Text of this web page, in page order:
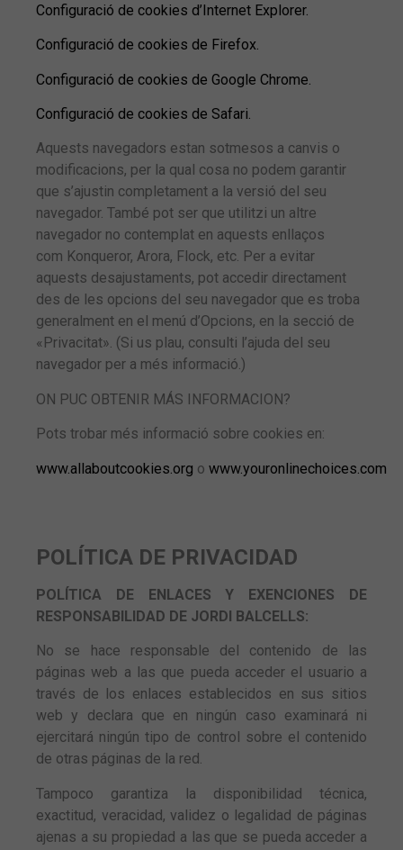
Configuració de cookies d’Internet Explorer.
Configuració de cookies de Firefox.
Configuració de cookies de Google Chrome.
Configuració de cookies de Safari.
Aquests navegadors estan sotmesos a canvis o
modificacions, per la qual cosa no podem garantir
que s’ajustin completament a la versió del seu
navegador. També pot ser que utilitzi un altre
navegador no contemplat en aquests enllaços
com Konqueror, Arora, Flock, etc. Per a evitar
aquests desajustaments, pot accedir directament
des de les opcions del seu navegador que es troba
generalment en el menú d’Opcions, en la secció de
«Privacitat». (Si us plau, consulti l’ajuda del seu
navegador per a més informació.)
ON PUC OBTENIR MÁS INFORMACION?
Pots trobar més informació sobre cookies en:
www.allaboutcookies.org o www.youronlinechoices.com
POLÍTICA DE PRIVACIDAD
POLÍTICA DE ENLACES Y EXENCIONES DE
RESPONSABILIDAD DE JORDI BALCELLS:
No se hace responsable del contenido de las
páginas web a las que pueda acceder el usuario a
través de los enlaces establecidos en sus sitios
web y declara que en ningún caso examinará ni
ejercitará ningún tipo de control sobre el contenido
de otras páginas de la red.
Tampoco garantiza la disponibilidad técnica,
exactitud, veracidad, validez o legalidad de páginas
ajenas a su propiedad a las que se pueda acceder a